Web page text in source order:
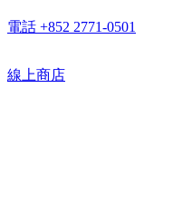
電話 +852 2771-0501
線上商店